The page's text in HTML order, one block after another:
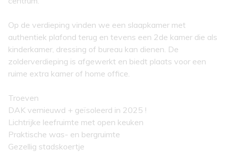
Op de verdieping vinden we een slaapkamer met
authentiek plafond terug en tevens een 2de kamer die als
kinderkamer, dressing of bureau kan dienen. De
zolderverdieping is afgewerkt en biedt plaats voor een
ruime extra kamer of home office.
Troeven
DAK vernieuwd + geïsoleerd in 2025 !
Lichtrijke leefruimte met open keuken
Praktische was- en bergruimte
Gezellig stadskoertje